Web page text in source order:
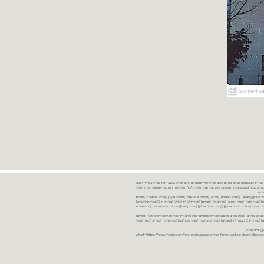
ספרים יד שניה ספרים משומשים ספרים חדשים ספרים יד 2 מכירת ספרים יד שניה ספרי יד שניהחיפוש ספרים ספרים ישנים ספרים עתיקים ספרים זולים ספרים במצב חדש ספרים במחירי רצפה
במבצע ספרים יד 2 ברמת גן ספרים יד 2 ביבנה יד 2 ספרים ספרי פסיכולוגיה ספריה סוציולוגיה ביוגרפיות ו אוטוביוגרפיות ספרי חינוך ספרי כלכלה ספרי שוק ההון ספרי עיון ספרי פרוזה ספרי
ביטחון] [רומנים] [רומנים רומנטיים] [פרוזה] [ספרות מתורגמת] [ספרות מקור] [ספרים באנגלית] [ספרים
חדשים מהחנות] [ספרים מומלצים] [ספרי בישול] [ספרי עידן חדש] [ספרי עסקים] [ספרי מורשת] [מחזות] [ספרי שירה] [ספרי בריאות] [ספרי תזונה] [ספרי רפואה] [ספרי מתח] [ספרים] [ספרי יד 2[ [יד 2 יד 2[ [מכירת יד 2[ [מכירת יד שנייה]
יד 2[ [ספר] [ספרים יד 2[ [הזמנת ספרים] [יד 2 ספרים] [ספרים בזול] [אתר ספרים] [הזמנת ספרים אונליין] [קניית ספרים אונליין] [ספרי קריאה] [רכישת ספרים אונליין] [חנות ספרים
נדירים] [חנות ספרים משומשים] [חיפוש ספרים ישנים] [חנות יד שניה ספרים] [חיפוש ספר] [ספרים]
[חנות ספרים זולים] [ספרים חדשים] [ספרים במחירי רצפה] [ספרים במשלוח חינם] [ספרים במשלוח עד הבית] [ספרים יד 2 ברמת גן] [ספרים יד 2 ביבנה] [יד 2 ספרים] [ספרי פסיכולוגיה] [ספרי סוציולוגיה] [ספרי חינוך] [ספרי כלכלה] [ספרי
[קניית ספרים]
<a href="https://www.freepik.com/free-photo/group-armed-forces-walking-desert-